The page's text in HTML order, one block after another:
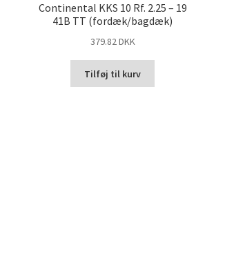
Continental KKS 10 Rf. 2.25 – 19
41B TT (fordæk/bagdæk)
379.82 DKK
Tilføj til kurv